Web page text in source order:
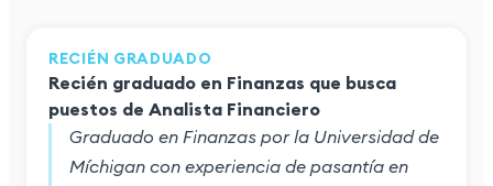
RECIÉN GRADUADO
Recién graduado en Finanzas que busca
puestos de Analista Financiero
Graduado en Finanzas por la Universidad de
Míchigan con experiencia de pasantía en